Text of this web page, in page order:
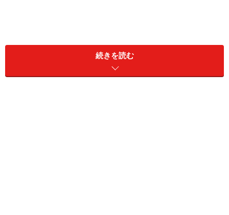
多くの学校で、男女兼用のブレザー、選択制のズボンと
続きを読む